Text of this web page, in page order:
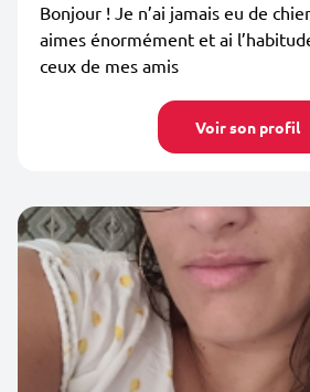
Bonjour ! Je n’ai jamais eu de
aimes énormément et ai
ceux de mes amis
Voir son profil